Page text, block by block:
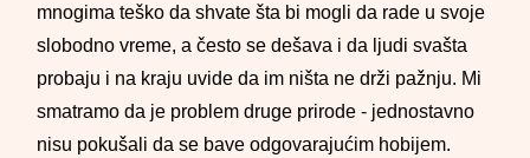
mnogima teško da shvate šta bi mogli da rade u svoje
slobodno vreme, a često se dešava i da ljudi svašta
probaju i na kraju uvide da im ništa ne drži pažnju. Mi
smatramo da je problem druge prirode - jednostavno
nisu pokušali da se bave odgovarajućim hobijem.